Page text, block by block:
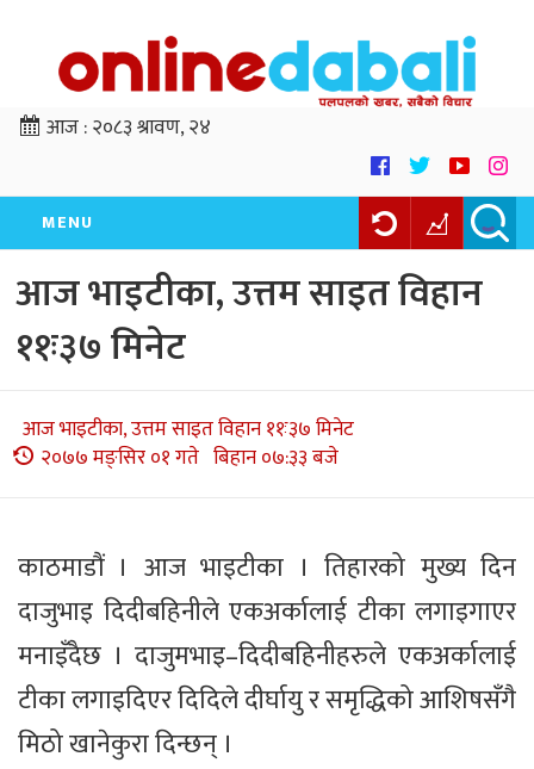
आज :२०८३ श्रावण, २४
MENU
आज भाइटीका, उत्तम साइत विहान
११ः३७ मिनेट
आज भाइटीका, उत्तम साइत विहान ११ः३७ मिनेट
२०७७ मङ्सिर ०१ गते बिहान ०७:३३ बजे
काठमाडौं । आज भाइटीका । तिहारको मुख्य दिन
दाजुभाइ दिदीबहिनीले एकअर्कालाई टीका लगाइगाएर
मनाइँदैछ । दाजुमभाइ–दिदीबहिनीहरुले एकअर्कालाई
टीका लगाइदिएर दिदिले दीर्घायु र समृद्धिको आशिषसँगै
मिठो खानेकुरा दिन्छन् ।